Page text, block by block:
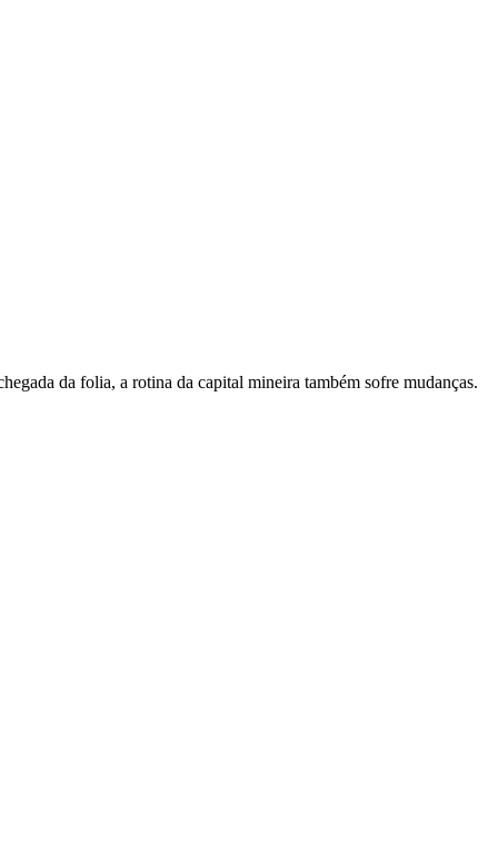
da folia, a rotina da capital mineira também sofre mudanças.